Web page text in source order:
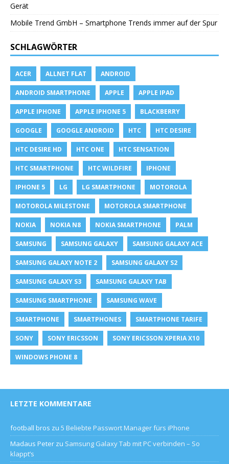
Gerät
Mobile Trend GmbH – Smartphone Trends immer auf der Spur
SCHLAGWÖRTER
ACER ALLNET FLAT ANDROID
ANDROID SMARTPHONE APPLE APPLE IPAD
APPLE IPHONE APPLE IPHONE 5 BLACKBERRY
GOOGLE GOOGLE ANDROID HTC HTC DESIRE
HTC DESIRE HD HTC ONE HTC SENSATION
HTC SMARTPHONE HTC WILDFIRE IPHONE
IPHONE 5 LG LG SMARTPHONE MOTOROLA
MOTOROLA MILESTONE MOTOROLA SMARTPHONE
NOKIA NOKIA N8 NOKIA SMARTPHONE PALM
SAMSUNG SAMSUNG GALAXY SAMSUNG GALAXY ACE
SAMSUNG GALAXY NOTE 2 SAMSUNG GALAXY S2
SAMSUNG GALAXY S3 SAMSUNG GALAXY TAB
SAMSUNG SMARTPHONE SAMSUNG WAVE
SMARTPHONE SMARTPHONES SMARTPHONE TARIFE
SONY SONY ERICSSON SONY ERICSSON XPERIA X10
WINDOWS PHONE 8
LETZTE KOMMENTARE
football bros zu 5 Beliebte Passwort Manager fürs iPhone
Madaus Peter zu Samsung Galaxy Tab mit PC verbinden – So
klappt’s